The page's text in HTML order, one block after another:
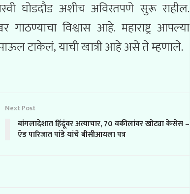
यशस्वी घोडदौड अशीच अविरतपणे सुरू राहील.
गाठण्याचा विश्वास आहे. महाराष्ट्र आपल्या
टाकेलं, याची खात्री आहे असे ते म्हणाले.
Next Post
बांगलादेशात हिंदूंवर अत्याचार, 70 वकीलांवर खोट्या केसेस –
ऍड पारिजात पांडे यांचे बीसीआयला पत्र